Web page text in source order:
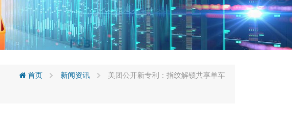
首页 新闻资讯 美团公开新专利：指纹解锁共享单车